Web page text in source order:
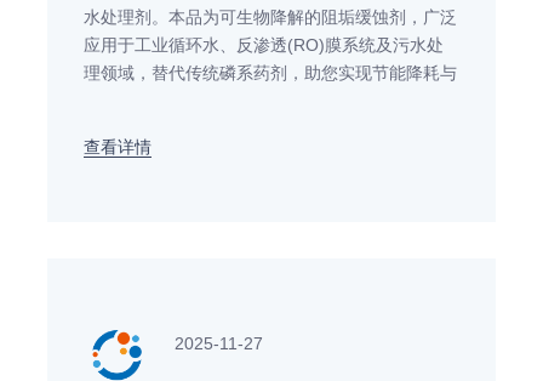
水处理剂。本品为可生物降解的阻垢缓蚀剂，广泛
应用于工业循环水、反渗透(RO)膜系统及污水处
理领域，替代传统磷系药剂，助您实现节能降耗与
查看详情
2025-11-27